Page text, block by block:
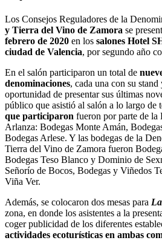
Los Consejos Reguladores de la
y Tierra del Vino de Zamora se
febrero de 2020 en los salones Hotel
ciudad de Valencia, por segundo año
En el salón participaron un total de
denominaciones, cada una con su
oportunidad de presentar sus últimas
público que asistió al salón a lo largo de
que participaron fueron por parte de
Arlanza: Bodegas Monte Amán,
Bodegas Arlese. Y las bodegas de la
Tierra del Vino de Zamora fueron
Bodegas Teso Blanco y Dominio de
Señorío de Bocos, Bodegas y Viñedos
Viña Ver.
Además, se colocaron dos mesas para
zona, en donde los asistentes a la
coger publicidad de los diferentes
actividades ecoturísticas en ambas